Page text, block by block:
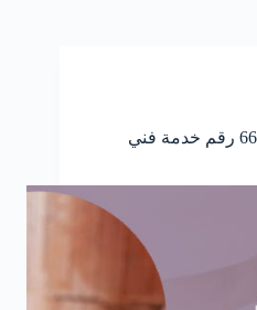
معلم كهربائي العيون 66409555 رقم خدمة فني